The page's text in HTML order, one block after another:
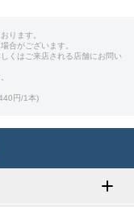
ります。
合がございます。
くはご来店される店舗にお問い
円/1本)